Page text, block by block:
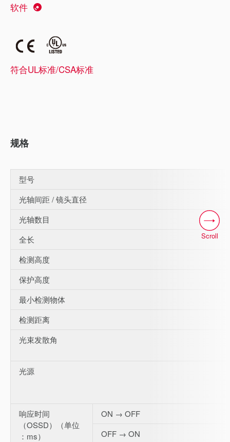
软件
符合UL标准/CSA标准
规格
型号
光轴间距 / 镜头直径
光轴数目
全长
检测高度
保护高度
最小检测物体
检测距离
光束发散角
光源
响应时间
（OSSD）（单位
：ms）
ON → OFF
OFF → ON
Scroll